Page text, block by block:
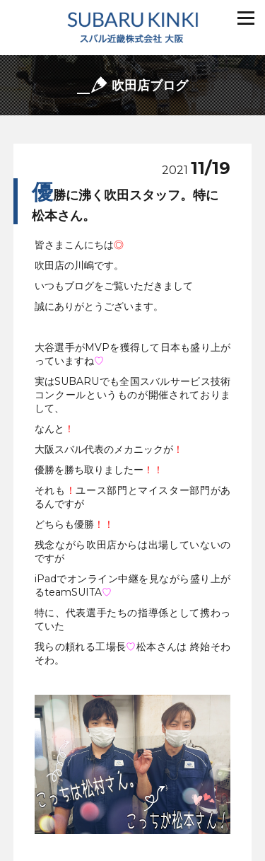
吹田店ブログ
2021 11/19
優勝に沸く吹田スタッフ。特に
松本さん。
皆さまこんにちは◎
吹田店の川嶋です。
いつもブログをご覧いただきまして
誠にありがとうございます。
大谷選手がMVPを獲得して日本も盛り上が
っていますね♡
実はSUBARUでも全国スバルサービス技術
コンクールというものが開催されておりま
して、
なんと ！
大阪スバル代表のメカニックが！
優勝を勝ち取りましたー ！！
それも ！ユース部門とマイスター部門があ
るんですが
どちらも優勝 ！！
残念ながら吹田店からは出場していないの
ですが
iPadでオンライン中継を見ながら盛り上が
るteamSUITA♡
特に、代表選手たちの指導係として携わっ
ていた
我らの頼れる工場長♡松本さんは 終始そわ
そわ。